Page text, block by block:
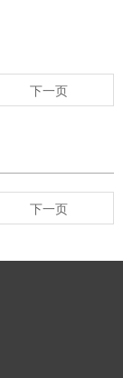
下一页
下一页